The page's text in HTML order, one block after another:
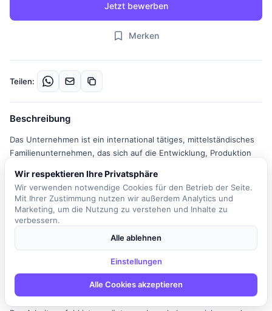
Jetzt bewerben
Merken
Teilen:
Beschreibung
Das Unternehmen ist ein international tätiges, mittelständisches
Familienunternehmen, das sich auf die Entwicklung, Produktion
Kennzeichnung von Produkten spezialisiert hat. In der Abteilung
Life-Cycle-Management suchen wir ab sofort einen
Softwareentwickler (m/w/d). In dieser Rolle sind Sie
verantwortlich für die Entwicklung von Software zur Ansteuerung
komplexer mechanischer Systeme unter Verwendung der
Programmiersprachen C und C++. Sie arbeiten
eigenverantwortlich und sind Teil eines interdisziplinären Teams,
das in allen Phasen des Softwareentwicklungsprozesses aktiv ist,
angefangen bei der Anforderungsanalyse über Architektur,
Design und Programmierung bis hin zu Test und Dokumentation.
Wir respektieren Ihre Privatsphäre
Wir verwenden notwendige Cookies für den Betrieb der Seite.
Mit Ihrer Zustimmung nutzen wir außerdem Analytics und
Marketing, um die Nutzung zu verstehen und Inhalte zu
verbessern.
Alle ablehnen
Einstellungen
Alle Cookies akzeptieren